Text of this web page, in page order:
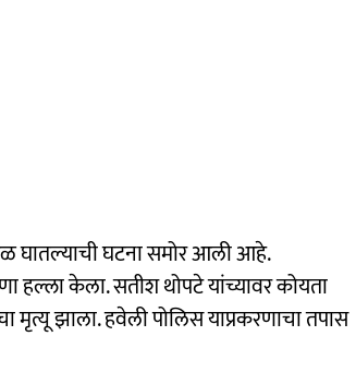
घातल्याची घटना समोर आली आहे.
केला. सतीश थोपटे यांच्यावर कोयता
झाला. हवेली पोलिस याप्रकरणाचा तपास